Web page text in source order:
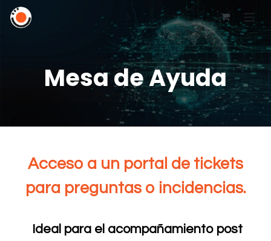
Mesa de Ayuda
Acceso a un portal de tickets
para preguntas o incidencias.
Ideal para el acompañamiento post